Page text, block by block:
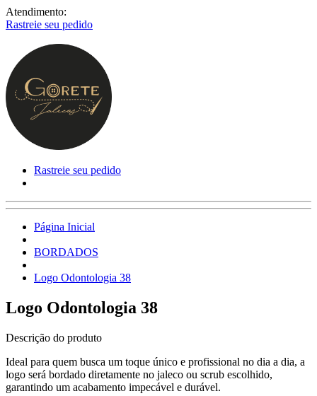
Atendimento:
Rastreie seu pedido
Rastreie seu pedido
Página Inicial
BORDADOS
Logo Odontologia 38
Logo Odontologia 38
Descrição do produto
Ideal para quem busca um toque único e profissional no dia a dia, a
logo será bordado diretamente no jaleco ou scrub escolhido,
garantindo um acabamento impecável e durável.